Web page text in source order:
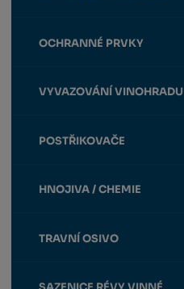
OCHRANNÉ PRVKY
VYVAZOVÁNÍ VINOHRADU
POSTŘIKOVAČE
HNOJIVA / CHEMIE
TRAVNÍ OSIVO